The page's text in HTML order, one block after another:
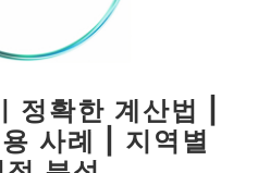
정확한 계산법 |
사례 | 지역별